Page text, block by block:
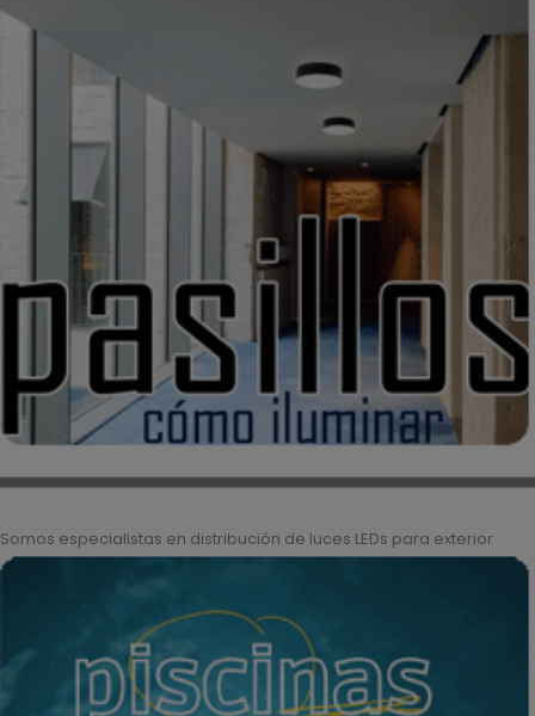
Somos especialistas en distribución de luces LEDs para exterior